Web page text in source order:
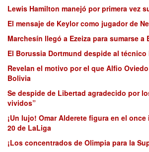
Lewis Hamilton manejó por primera vez
El mensaje de Keylor como jugador de
Marchesín llegó a Ezeiza para sumarse a
El Borussia Dortmund despide al técnico
Revelan el motivo por el que Alfio
Bolivia
Se despide de Libertad agradecido por
vividos”
¡Un lujo! Omar Alderete figura en el
20 de LaLiga
¡Los concentrados de Olimpia para la